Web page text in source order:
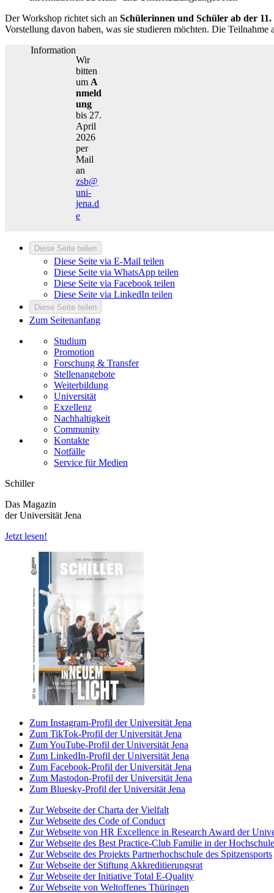
Der Workshop richtet sich an Schülerinnen und Schüler ab der 11.
Vorstellung davon haben, was sie studieren möchten. Die Teilnahme
Information
Wir
bitten
um A
nmeld
ung
bis 27.
April
2026
per
Mail
an
zsb@
uni-
jena.d
e
Diese Seite teilen
Diese Seite via E-Mail teilen
Diese Seite via WhatsApp teilen
Diese Seite via Facebook teilen
Diese Seite via LinkedIn teilen
Diese Seite teilen
Zum Seitenanfang
Studium
Promotion
Forschung & Transfer
Stellenangebote
Weiterbildung
Universität
Exzellenz
Nachhaltigkeit
Community
Kontakte
Notfälle
Service für Medien
Schiller
Das Magazin
der Universität Jena
Jetzt lesen!
Zum Instagram-Profil der Universität Jena
Zum TikTok-Profil der Universität Jena
Zum YouTube-Profil der Universität Jena
Zum LinkedIn-Profil der Universität Jena
Zum Facebook-Profil der Universität Jena
Zum Mastodon-Profil der Universität Jena
Zum Bluesky-Profil der Universität Jena
Zur Webseite der Charta der Vielfalt
Zur Webseite des Code of Conduct
Zur Webseite von HR Excellence in Research Award der
Zur Webseite des Best Practice-Club Familie in der Hochschule
Zur Webseite des Projekts Partnerhochschule des Spitzensports
Zur Webseite der Stiftung Akkreditierungsrat
Zur Webseite der Initiative Total E-Quality
Zur Webseite von Weltoffenes Thüringen